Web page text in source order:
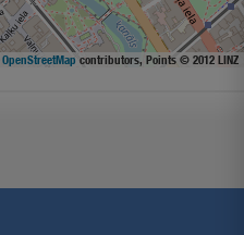
OpenStreetMap contributors, Points © 2012 LINZ